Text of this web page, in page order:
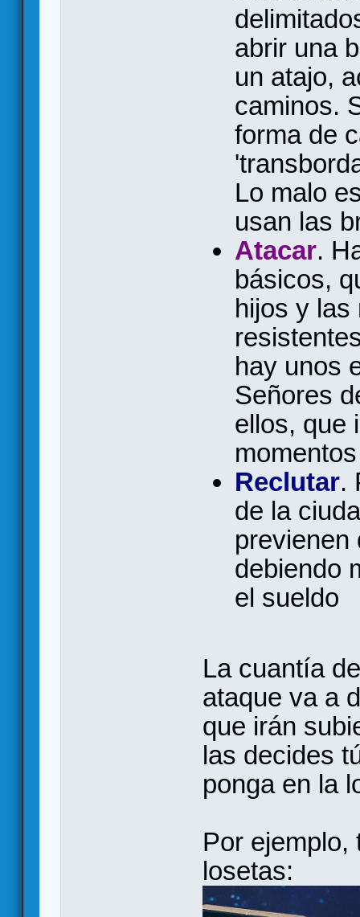
abrir una
un atajo,
caminos.
forma de
Lo malo
usan las
Atacar.
básicos,
hijos y las
hay unos
Señores
ellos, que
momentos
Reclutar.
de la
previenen
debiendo
el sueldo
La cuantía
ataque va a
que irán
las decides
ponga en la
Por ejemplo,
losetas: